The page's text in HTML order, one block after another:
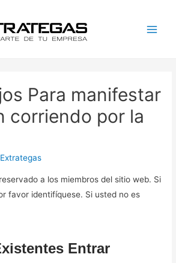
Para manifestar
corriendo por la
Extrategas
a los miembros del sitio web. Si
favor identifíquese. Si usted no es
Entrar